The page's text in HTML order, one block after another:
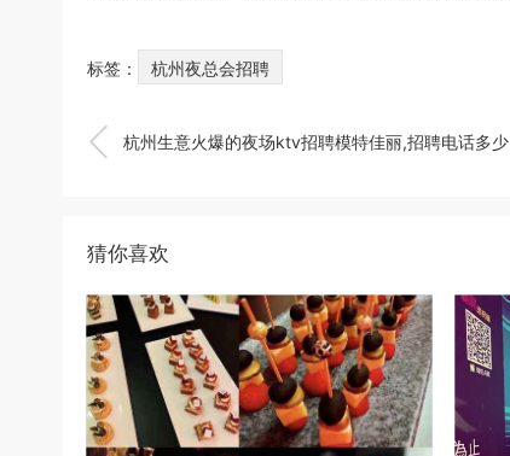
标签： 杭州夜总会招聘
 杭州生意火爆的夜场ktv招聘模特佳丽,招聘电话多少
猜你喜欢